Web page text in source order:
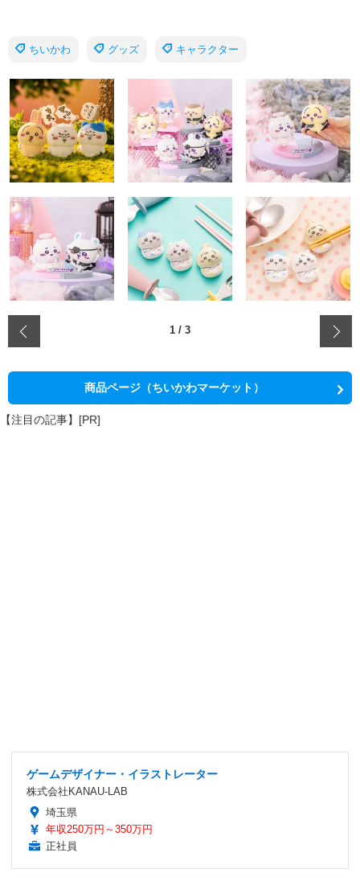
ちいかわ グッズ キャラクター
1 / 3
商品ページ（ちいかわマーケット）
【注目の記事】[PR]
ゲームデザイナー・イラストレーター
株式会社KANAU-LAB
埼玉県
年収250万円～350万円
正社員